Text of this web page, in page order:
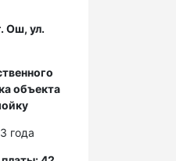
Ош, ул.
объекта
3 года